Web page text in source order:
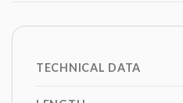
TECHNICAL DATA